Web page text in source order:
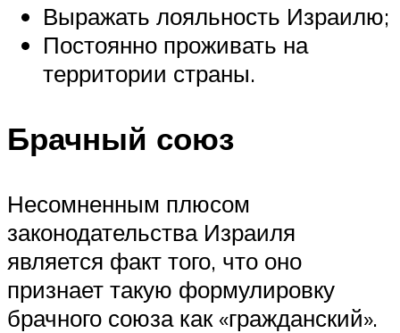
Выражать лояльность Израилю;
Постоянно проживать на
территории страны.
Брачный союз
Несомненным плюсом
законодательства Израиля
является факт того, что оно
признает такую формулировку
брачного союза как «гражданский».